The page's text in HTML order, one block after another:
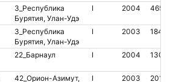
3_Республика
Бурятия, Улан-Удэ
I 2004
3_Республика
Бурятия, Улан-Удэ
I 2003
22_Барнаул I 2004
42_Орион-Азимут,
I 2003